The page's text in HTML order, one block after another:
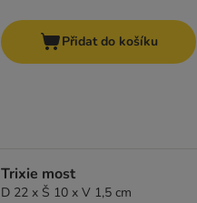
Přidat do košíku
Trixie most
D 22 x Š 10 x V 1,5 cm